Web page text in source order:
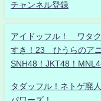
チャンネル登録
アイドッフル！ ワタ
すき！23 ひうらのア
SNH48！JKT48！
タダッフル！ネトゲ廃